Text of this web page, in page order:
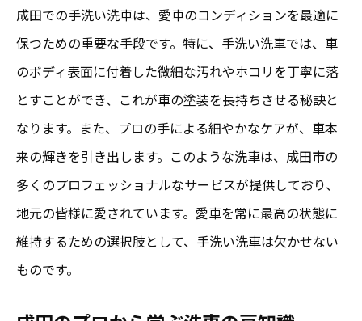
成田での手洗い洗車は、愛車のコンディションを最適に
保つための重要な手段です。特に、手洗い洗車では、車
のボディ表面に付着した微細な汚れやホコリを丁寧に落
とすことができ、これが車の塗装を長持ちさせる秘訣と
なります。また、プロの手による細やかなケアが、車本
来の輝きを引き出します。このような洗車は、成田市の
多くのプロフェッショナルなサービスが提供しており、
地元の皆様に愛されています。愛車を常に最高の状態に
維持するための選択肢として、手洗い洗車は欠かせない
ものです。